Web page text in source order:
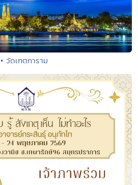
• วัดเกตการาม